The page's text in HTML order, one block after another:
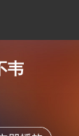
韦